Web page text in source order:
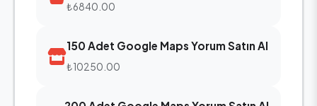
₺6840.00
150 Adet Google Maps Yorum Satın Al
₺10250.00